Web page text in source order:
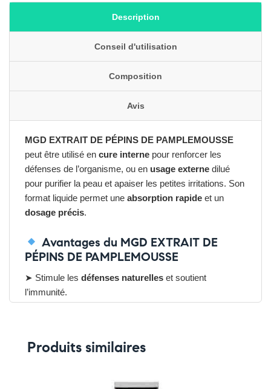
Description
Conseil d'utilisation
Composition
Avis
MGD EXTRAIT DE PÉPINS DE PAMPLEMOUSSE
peut être utilisé en cure interne pour renforcer les
défenses de l’organisme, ou en usage externe dilué
pour purifier la peau et apaiser les petites irritations. Son
format liquide permet une absorption rapide et un
dosage précis.
Avantages du MGD EXTRAIT DE
PÉPINS DE PAMPLEMOUSSE
➤ Stimule les défenses naturelles et soutient
l’immunité.
➤ Format pratique de50 ml, facile à doser et à
Produits similaires